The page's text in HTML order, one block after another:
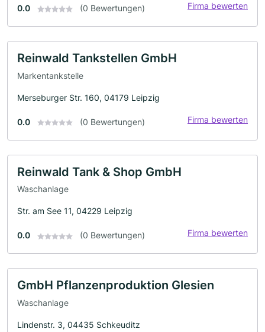
0.0 (0 Bewertungen) Firma bewerten
Reinwald Tankstellen GmbH
Markentankstelle
Merseburger Str. 160, 04179 Leipzig
0.0 (0 Bewertungen) Firma bewerten
Reinwald Tank & Shop GmbH
Waschanlage
Str. am See 11, 04229 Leipzig
0.0 (0 Bewertungen) Firma bewerten
GmbH Pflanzenproduktion Glesien
Waschanlage
Lindenstr. 3, 04435 Schkeuditz